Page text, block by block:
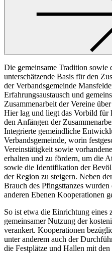
Die gemeinsame Tradition sowie
unterschätzende Basis für den
der Verbandsgemeinde
Erfahrungsaustausch und
Zusammenarbeit der Vereine
Hier lag und liegt das Vorbild für
den Anfängen der
Integrierte gemeindliche
Verbandsgemeinde, worin
Vereinstätigkeit sowie
erhalten und zu fördern, um die
sowie die Identifikation der
der Region zu steigern. Neben
Brauch des Pfingsttanzes
anderen Ebenen Kooperationen
So ist etwa die Einrichtung eines
gemeinsamer Nutzung der
verankert. Kooperationen
unter anderem auch der
die Festplätze und Hallen mit